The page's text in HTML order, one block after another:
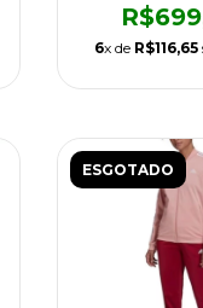
6x de R$116,65
ESGOTADO